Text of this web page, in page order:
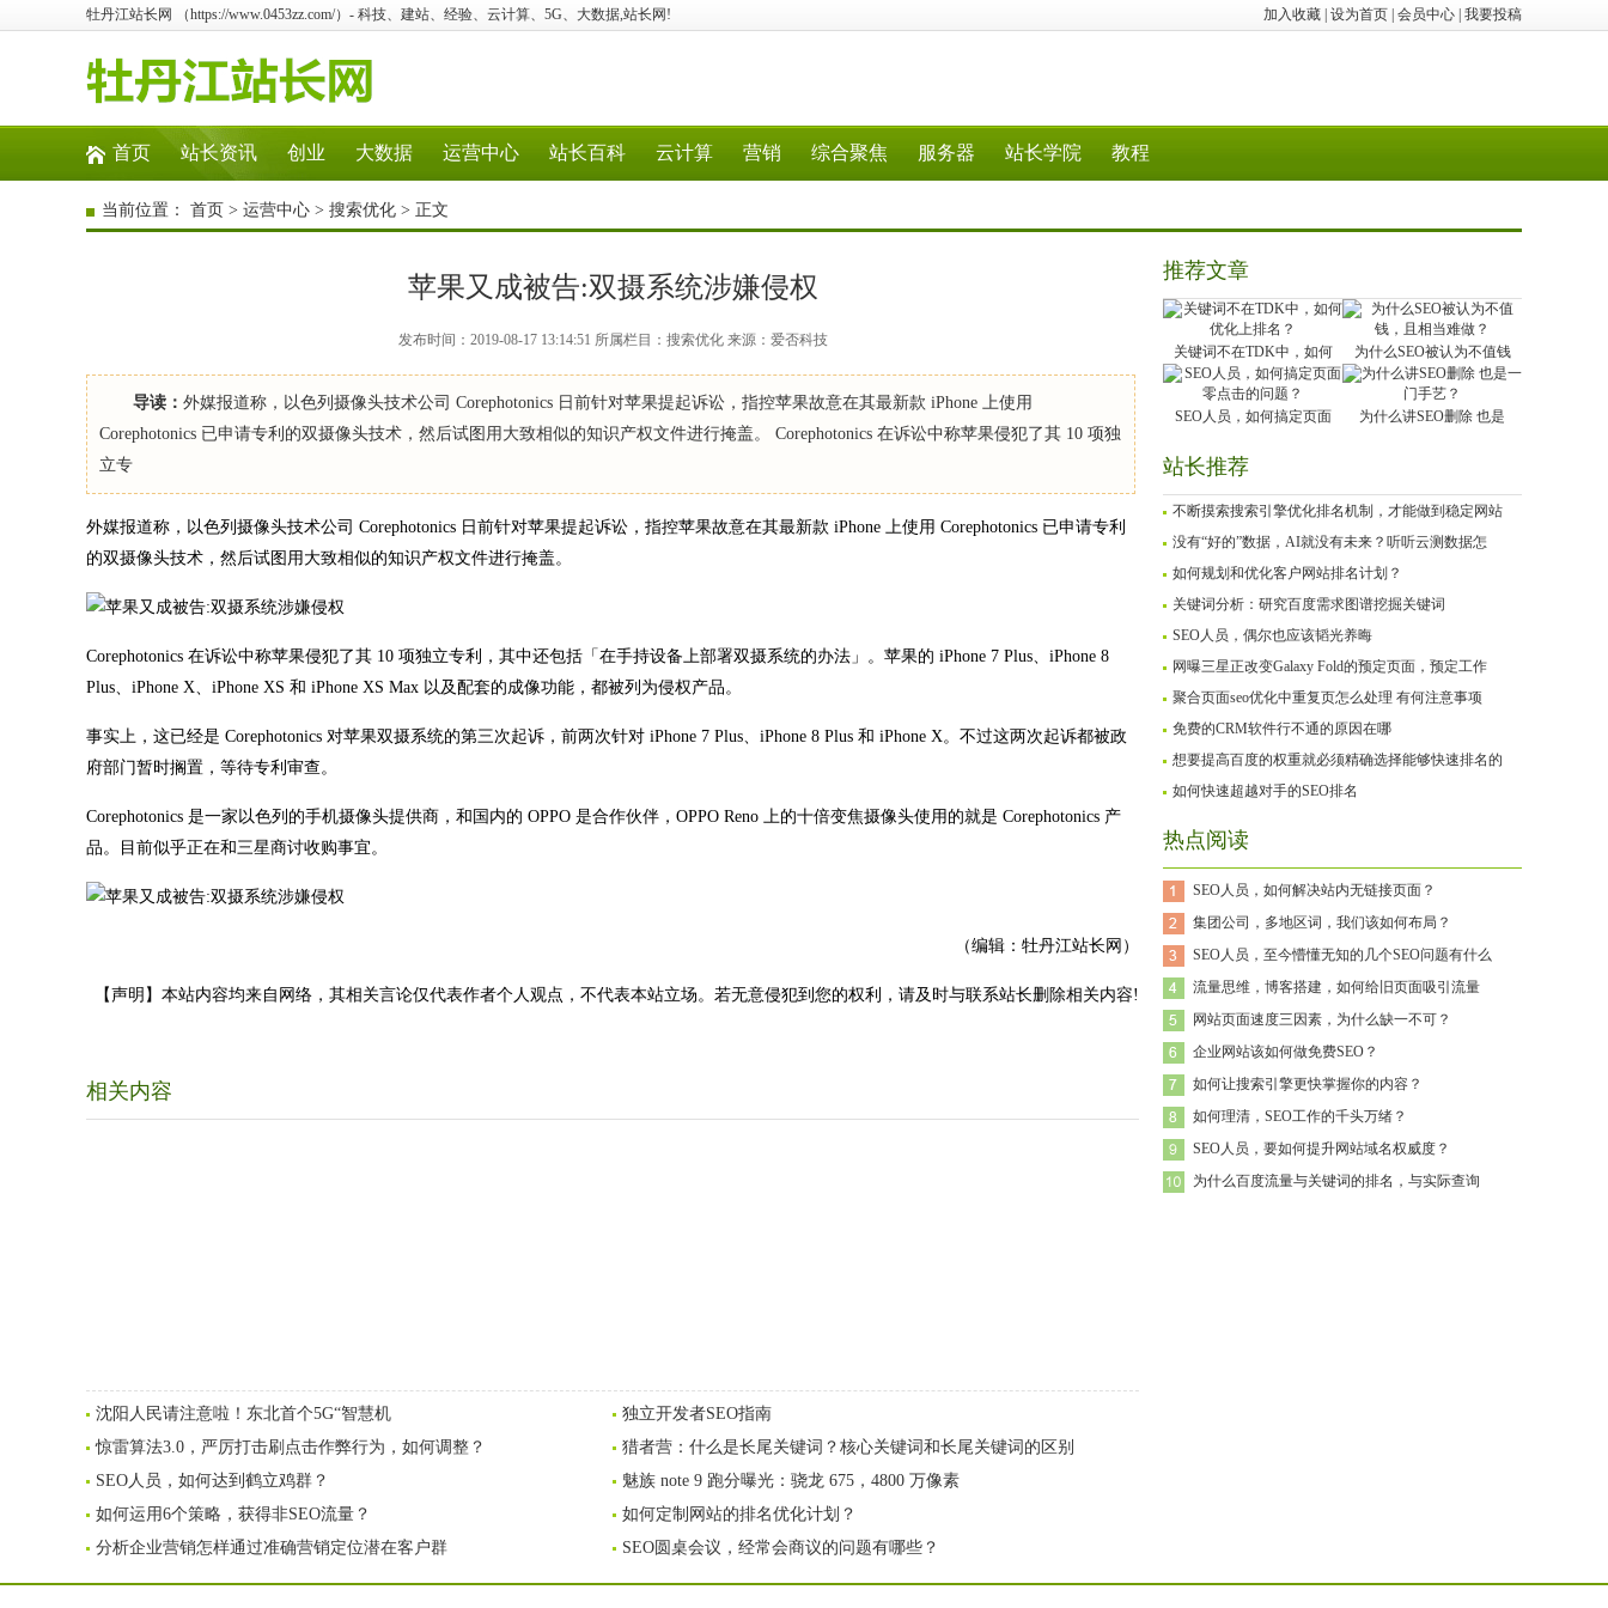
加入收藏 设为首页 会员中心 我要投稿
牡丹江站长网 （https://www.0453zz.com/）- 科技、建站、经验、云计算、5G、大数据,站长网!
首页 站长资讯 创业 大数据 运营中心 站长百科 云计算 营销 综合聚焦 服务器 站长学院 教程
当前位置： 首页 > 运营中心 > 搜索优化 > 正文
苹果又成被告:双摄系统涉嫌侵权
发布时间：2019-08-17 13:14:51 所属栏目：搜索优化 来源：爱否科技
导读： 外媒报道称，以色列摄像头技术公司 Corephotonics 日前针对苹果提起诉讼，指控苹果故意在其最新款 iPhone 上使用
Corephotonics 已申请专利的双摄像头技术，然后试图用大致相似的知识产权文件进行掩盖。 Corephotonics 在诉讼中称苹果侵犯了其 10 项独
立专
外媒报道称，以色列摄像头技术公司 Corephotonics 日前针对苹果提起诉讼，指控苹果故意在其最新款 iPhone 上使用 Corephotonics 已申请专利
的双摄像头技术，然后试图用大致相似的知识产权文件进行掩盖。
Corephotonics 在诉讼中称苹果侵犯了其 10 项独立专利，其中还包括「在手持设备上部署双摄系统的办法」。苹果的 iPhone 7 Plus、iPhone 8
Plus、iPhone X、iPhone XS 和 iPhone XS Max 以及配套的成像功能，都被列为侵权产品。
事实上，这已经是 Corephotonics 对苹果双摄系统的第三次起诉，前两次针对 iPhone 7 Plus、iPhone 8 Plus 和 iPhone X。不过这两次起诉都被政
府部门暂时搁置，等待专利审查。
Corephotonics 是一家以色列的手机摄像头提供商，和国内的 OPPO 是合作伙伴，OPPO Reno 上的十倍变焦摄像头使用的就是 Corephotonics 产
品。目前似乎正在和三星商讨收购事宜。
（编辑：牡丹江站长网）
【声明】本站内容均来自网络，其相关言论仅代表作者个人观点，不代表本站立场。若无意侵犯到您的权利，请及时与联系站长删除相关内容!
相关内容
沈阳人民请注意啦！东北首个5G“智慧机
独立开发者SEO指南
惊雷算法3.0，严厉打击刷点击作弊行为，如何调整？
猎者营：什么是长尾关键词？核心关键词和长尾关键词的区别
SEO人员，如何达到鹤立鸡群？
魅族 note 9 跑分曝光：骁龙 675，4800 万像素
如何运用6个策略，获得非SEO流量？
如何定制网站的排名优化计划？
分析企业营销怎样通过准确营销定位潜在客户群
SEO圆桌会议，经常会商议的问题有哪些？
推荐文章
关键词不在TDK中，如何 为什么SEO被认为不值钱
SEO人员，如何搞定页面 为什么讲SEO删除 也是
站长推荐
不断摸索搜索引擎优化排名机制，才能做到稳定网站
没有“好的”数据，AI就没有未来？听听云测数据怎
如何规划和优化客户网站排名计划？
关键词分析：研究百度需求图谱挖掘关键词
SEO人员，偶尔也应该韬光养晦
网曝三星正改变Galaxy Fold的预定页面，预定工作
聚合页面seo优化中重复页怎么处理 有何注意事项
免费的CRM软件行不通的原因在哪
想要提高百度的权重就必须精确选择能够快速排名的
如何快速超越对手的SEO排名
热点阅读
SEO人员，如何解决站内无链接页面？
集团公司，多地区词，我们该如何布局？
SEO人员，至今懵懂无知的几个SEO问题有什么
流量思维，博客搭建，如何给旧页面吸引流量
网站页面速度三因素，为什么缺一不可？
企业网站该如何做免费SEO？
如何让搜索引擎更快掌握你的内容？
如何理清，SEO工作的千头万绪？
SEO人员，要如何提升网站域名权威度？
为什么百度流量与关键词的排名，与实际查询